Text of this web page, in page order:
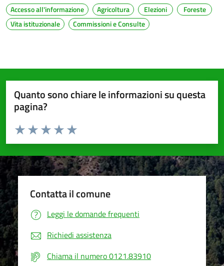
Accesso all'informazione Agricoltura Elezioni
Foreste
Vita istituzionale
Commissioni e Consulte
Quanto sono chiare le informazioni su questa
pagina?
Valuta da 1 a 5 stelle la pagina
Valuta 5 stelle su 5
Valuta 4 stelle su 5
Valuta 3 stelle su 5
Valuta 2 stelle su 5
Valuta 1 stelle su 5
Contatta il comune
Leggi le domande frequenti
Richiedi assistenza
Chiama il numero 0121.83910